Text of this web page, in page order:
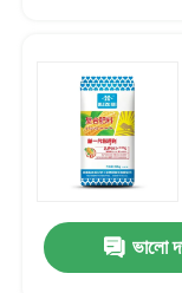
ভালো